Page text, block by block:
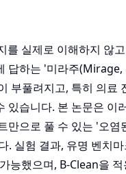
를 실제로 이해하지 않
답하는 '미라주
부풀려지고, 특히 의료
있습니다. 본 논문은 이
만으로 풀 수 있는 '오염
. 실험 결과, 유명 벤치
능했으며, B-Clean을